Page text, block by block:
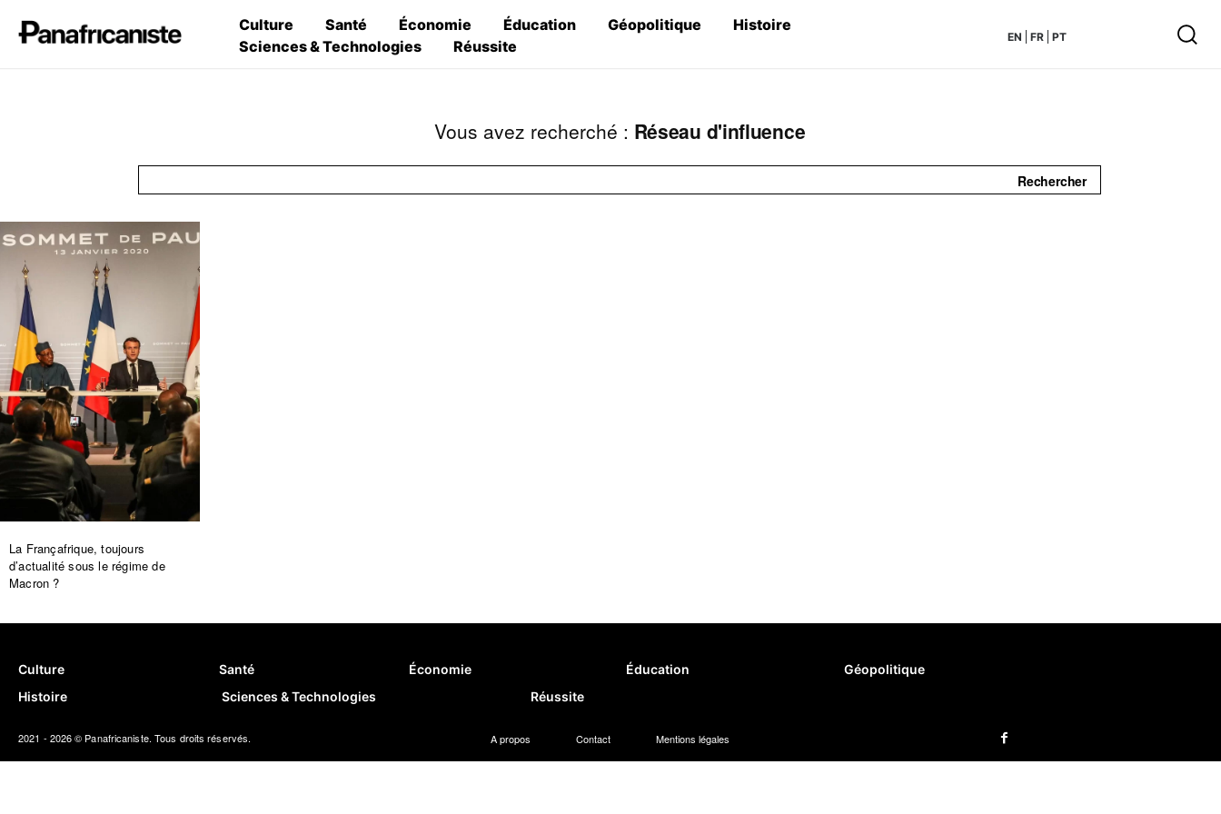
Culture Santé Économie Éducation Géopolitique
Histoire
Sciences & Technologies
Réussite
Vous avez recherché : Réseau d'influence
Rechercher
La Françafrique, toujours
d’actualité sous le régime de
Macron ?
Culture Santé Économie Éducation
Géopolitique
Histoire
Sciences & Technologies Réussite
2021 - 2026 © Panafricaniste. Tous droits réservés. A propos Contact Mentions légales
EN FR PT